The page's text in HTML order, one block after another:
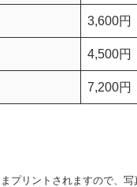
3,600円
4,500円
7,200円
プリントされますので、